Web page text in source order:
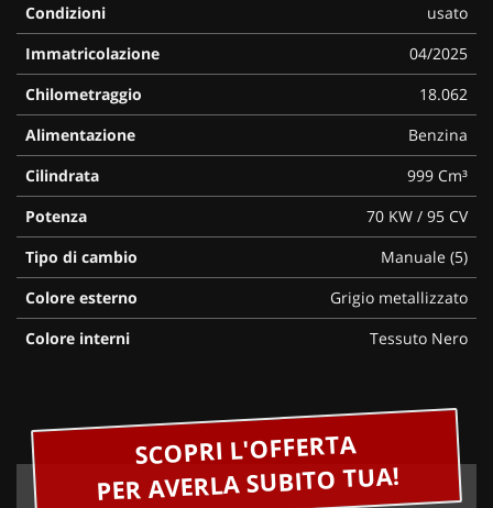
Condizioni
usato
Immatricolazione
04/2025
Chilometraggio
18.062
Alimentazione
Benzina
Cilindrata
999 Cm³
Potenza
70 KW / 95 CV
Tipo di cambio
Manuale (5)
Colore esterno
Grigio metallizzato
Colore interni
Tessuto Nero
SCOPRI L'OFFERTA
PER AVERLA SUBITO TUA!